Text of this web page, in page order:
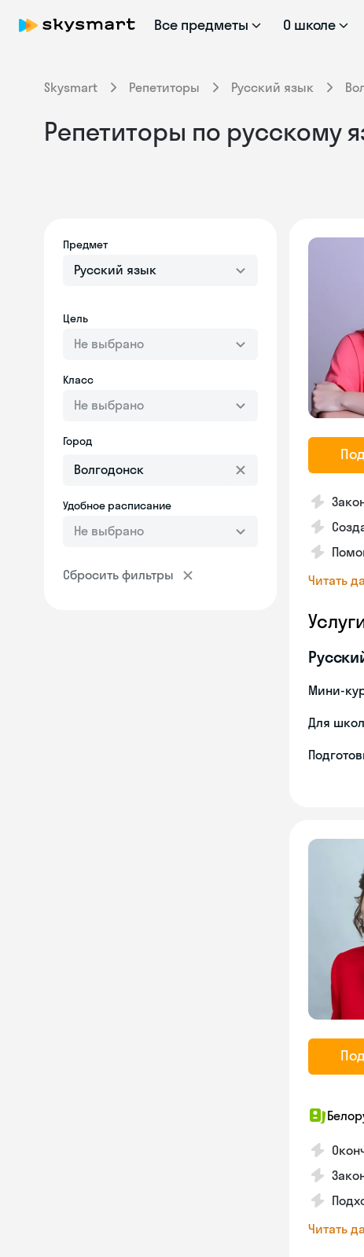
Все предметы О школе
Skysmart Репетиторы Русский язык
Репетиторы по русскому
Предмет
Русский язык
Цель
Не выбрано
Класс
Не выбрано
Город
Удобное расписание
Не выбрано
Сбросить фильтры
Читать
Мини-
Для
Читать